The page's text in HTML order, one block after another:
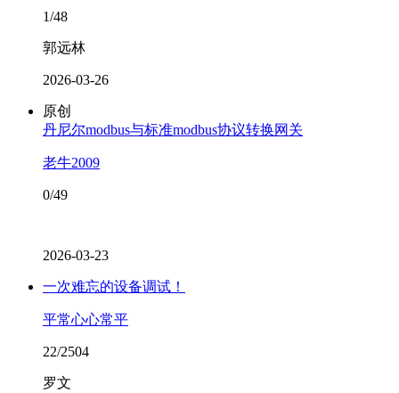
1/48
郭远林
2026-03-26
原创
丹尼尔modbus与标准modbus协议转换网关
老牛2009
0/49
2026-03-23
一次难忘的设备调试！
平常心心常平
22/2504
罗文